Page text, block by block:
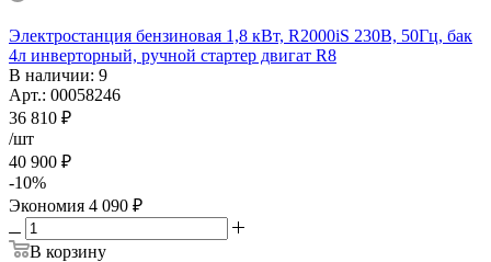
Электростанция бензиновая 1,8 кВт, R2000iS 230В, 50Гц, бак
4л инверторный, ручной стартер двигат R8
В наличии: 9
Арт.: 00058246
36 810 ₽
/шт
40 900 ₽
-10%
Экономия 4 090 ₽
В корзину